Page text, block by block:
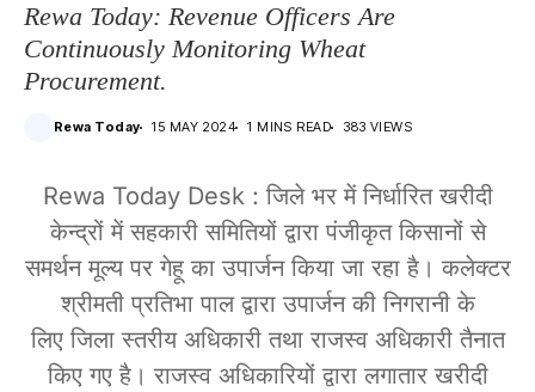
Rewa Today: Revenue Officers Are
Continuously Monitoring Wheat
Procurement.
Rewa Today 15 MAY 2024 1 MINS READ 383 VIEWS
Rewa Today Desk : जिले भर में निर्धारित खरीदी
केन्द्रों में सहकारी समितियों द्वारा पंजीकृत किसानों से
समर्थन मूल्य पर गेहू का उपार्जन किया जा रहा है। कलेक्टर
श्रीमती प्रतिभा पाल द्वारा उपार्जन की निगरानी के
लिए जिला स्तरीय अधिकारी तथा राजस्व अधिकारी तैनात
किए गए है। राजस्व अधिकारियों द्वारा लगातार खरीदी